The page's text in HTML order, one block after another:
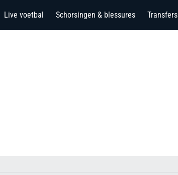
Live voetbal Schorsingen & blessures Transfers